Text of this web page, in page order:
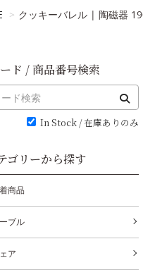
クッキーバレル | 陶磁器
ド / 商品番号検索
In Stock / 在庫ありのみ
ゴリーから探す
商品
ブル
ア